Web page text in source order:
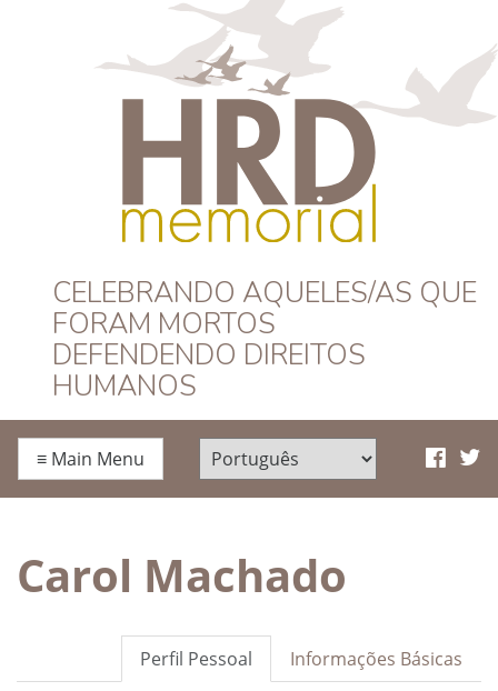
HRD Memorial –
Português
CELEBRANDO AQUELES/AS QUE
FORAM MORTOS
DEFENDENDO DIREITOS
HUMANOS
≡ Main Menu
Carol Machado
Informações Básicas
Perfil Pessoal